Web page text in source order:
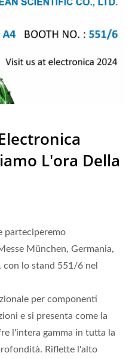
L'ora Della
parteciperemo
München, Germania,
con lo stand 551/6 nel
per componenti
e si presenta come la
l'intera gamma in tutta la
Riflette l'alto